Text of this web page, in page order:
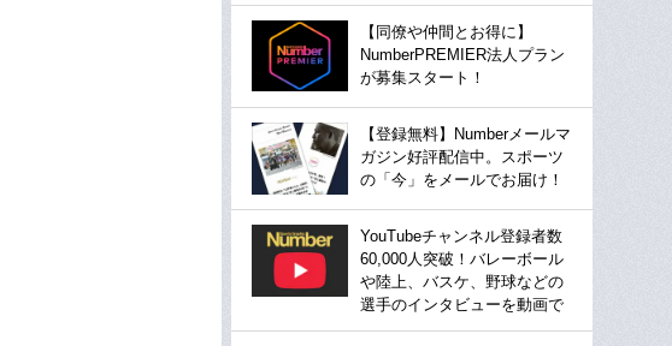
【同僚や仲間とお得に】
NumberPREMIER法人プラン
が募集スタート！
【登録無料】Numberメールマ
ガジン好評配信中。スポーツ
の「今」をメールでお届け！
YouTubeチャンネル登録者数
60,000人突破！バレーボール
や陸上、バスケ、野球などの
選手のインタビューを動画で